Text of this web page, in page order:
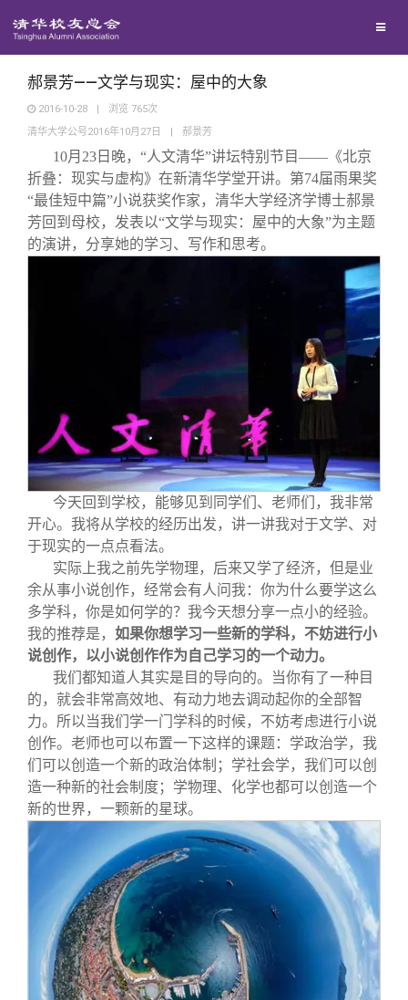
西南联大校友会
义工计划
新媒体平台
青春风采
校友文苑
校友讲坛
校友视界
校友服务
信息化服务
三创大赛
实用信息
校友总会
总会简介
会长致辞
总会章程
理事会名单
制度法规
联系我们
关闭
郝景芳——文学与现实：屋中的大象
2016-10-28 | 浏览 765次
清华大学公号2016年10月27日
| 郝景芳
10月23日晚，“人文清华”讲坛特别节目——《北京
折叠：现实与虚构》在新清华学堂开讲。第74届雨果奖
“最佳短中篇”小说获奖作家，清华大学经济学博士郝景
芳回到母校，发表以“文学与现实：屋中的大象”为主题
的演讲，分享她的学习、写作和思考。
今天回到学校，能够见到同学们、老师们，我非常
开心。我将从学校的经历出发，讲一讲我对于文学、对
于现实的一点点看法。
实际上我之前先学物理，后来又学了经济，但是业
余从事小说创作，经常会有人问我：你为什么要学这么
多学科，你是如何学的？我今天想分享一点小的经验。
我的推荐是， 如果你想学习一些新的学科，不妨进行小
说创作，以小说创作作为自己学习的一个动力。
我们都知道人其实是目的导向的。当你有了一种目
的，就会非常高效地、有动力地去调动起你的全部智
力。所以当我们学一门学科的时候，不妨考虑进行小说
创作。老师也可以布置一下这样的课题：学政治学，我
们可以创造一个新的政治体制；学社会学，我们可以创
造一种新的社会制度；学物理、化学也都可以创造一个
新的世界，一颗新的星球。